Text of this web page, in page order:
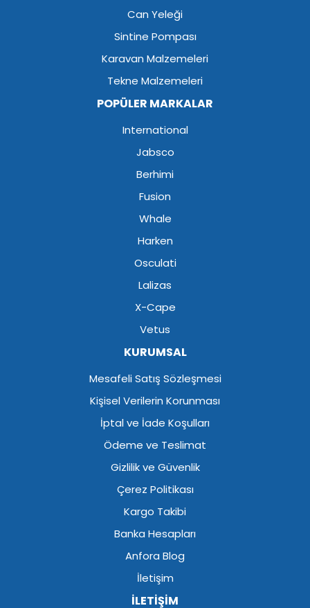
Can Yeleği
Sintine Pompası
Karavan Malzemeleri
Tekne Malzemeleri
POPÜLER MARKALAR
International
Jabsco
Berhimi
Fusion
Whale
Harken
Osculati
Lalizas
X-Cape
Vetus
KURUMSAL
Mesafeli Satış Sözleşmesi
Kişisel Verilerin Korunması
İptal ve İade Koşulları
Ödeme ve Teslimat
Gizlilik ve Güvenlik
Çerez Politikası
Kargo Takibi
Banka Hesapları
Anfora Blog
İletişim
İLETİŞİM